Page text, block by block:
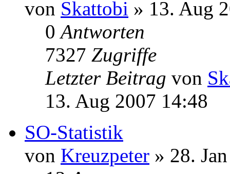
Letzter Beitrag
16. Jun 2008 11:45
Skatspiel.de
vonHelAu » 8. Apr
0Antworten
6831Zugriffe